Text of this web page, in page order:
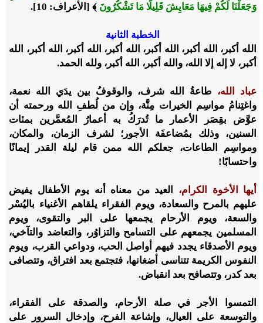
وَجَعَلْنَا لَكُمْ فِيهَا مَعَايِشَ قَلِيلًا مَا تَشْكُرُونَ ﴾ [الأعراف: 10].
الخطبة الثانية
الله أكبر، الله أكبر، الله أكبر، الله أكبر، الله أكبر، الله أكبر، الله
أكبر، لا إله إلا الله، والله أكبر، الله أكبر، ولله الحمد.
عباد الله، طاعةُ الله شرف، والوقوفُ بين يدَي الله نعمة،
واغتِنامُ مواسِم الخيرات مِنَّة، وإن من لُطفِ الله ورحمته أن
عوَّض بقِصَر الأعمار ما تُدرَكُ به أعمارُ المُعمَّرين بمئات
السنين، وذلك بمُضاعفَة الأجور؛ لشرف الزمان، والمكان،
ومواسِم الطاعات، جعلكم الله ممن قام ليلة القدر إيمانًا
واحتسابًا!
أيها الأخوة الكرام، العيد من معناه أنه يوم الأطفال يفيض
عليهم بالمرح والسعادة، ويوم الفقراء يلقاهم الأغنياء باليُسْر
والسعة، ويوم الأرحام يجمعها على البر والتقوى، ويوم
المسلمين يجمعهم على التسامح والتزاوُر، والتعاضد والتآخي،
ويوم الأصدقاء يجدد فيهم أواصل الحب، ودواعي القرب، ويوم
النفوس الكريمة تتناسى أضغانها، فتجتمع بعد افتراق، وتتصافى
بعد كدر، وتتصافح بعد انقباض.
التمسوا الأجر في صلة الأرحام، والصدقة على الفقراء،
والتوسعة على العيال، وإشاعة الفرح، وإدخال السرور على